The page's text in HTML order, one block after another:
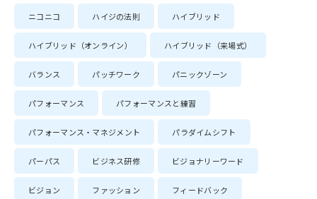
ニコニコ ハイジの法則 ハイブリッド
ハイブリッド（オンライン） ハイブリッド（来場式）
バランス パッチワーク パニックゾーン
パフォーマンス パフォーマンスと練習
パフォーマンス・マネジメント パラダイムシフト
パーパス ビジネス研修 ビジョナリーワード
ビジョン ファッション フィードバック